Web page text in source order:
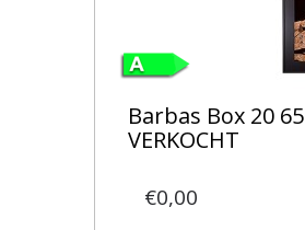
Barbas Box 20
VERKOCHT
€0,00